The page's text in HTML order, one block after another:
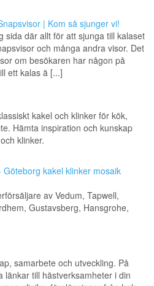
| Kom så sjunger vi!
sida där allt för att sjunga till kalaset
och många andra visor. Det
om besökaren har någon på
ett kalas ä [...]
kakel och klinker för kök,
Hämta inspiration och kunskap
klinker.
kakel klinker mosaik
av Vedum, Tapwell,
Gustavsberg, Hansgrohe,
samarbete och utveckling. På
länkar till hästverksamheter i din